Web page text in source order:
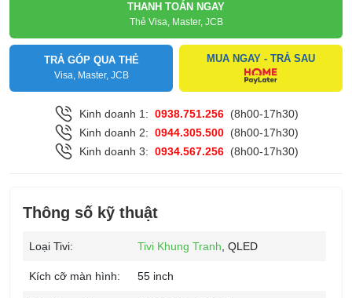
THANH TOÁN NGAY
Thẻ Visa, Master, JCB
TRẢ GÓP QUA THẺ
Visa, Master, JCB
MUA NGAY - TRẢ SAU
Kinh doanh 1: 0938.751.256 (8h00-17h30)
Kinh doanh 2: 0944.305.500 (8h00-17h30)
Kinh doanh 3: 0934.567.256 (8h00-17h30)
Thông số kỹ thuật
Loại Tivi: Tivi Khung Tranh , QLED
Kích cỡ màn hình: 55 inch